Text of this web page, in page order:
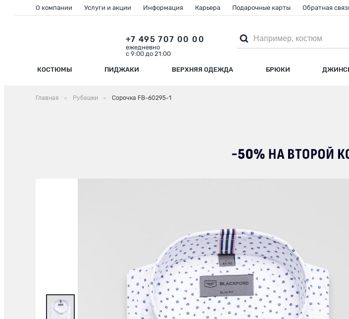
КОСТЮМЫ ПИДЖАКИ ВЕРХНЯЯ ОДЕЖДА БРЮКИ
+7 495 707 00 00
ежедневно
с 9:00 до 21:00
О компании Услуги и акции Информация Карьера Подарочные карты Обратная
Главная Рубашки Сорочка FB-60295-1